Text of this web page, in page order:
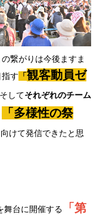
繋がりは今後ますま
す 「観客動員ゼ
そしてそれぞれのチーム
「多様性の祭
けて発信できたと思
舞台に開催する
「第